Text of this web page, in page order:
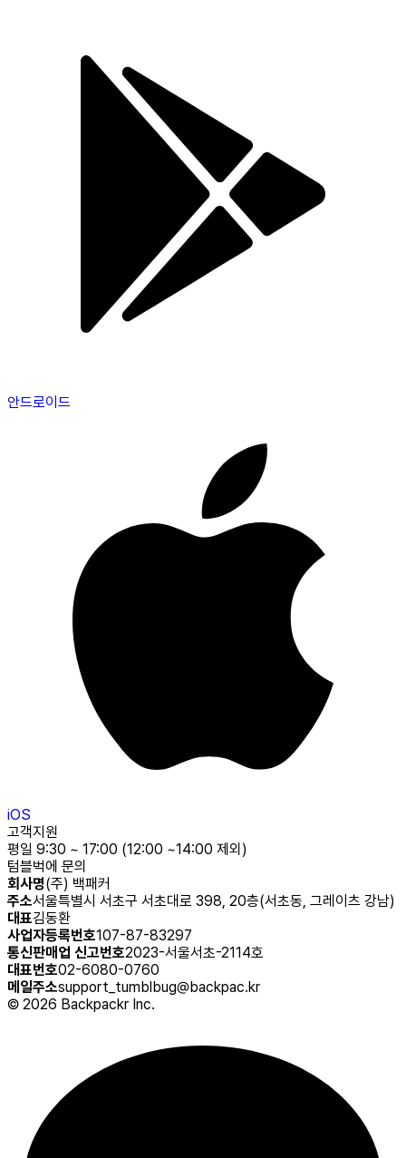
안드로이드
iOS
고객지원
평일 9:30 ~ 17:00 (12:00 ~14:00 제외)
텀블벅에 문의
회사명(주) 백패커
주소서울특별시 서초구 서초대로 398, 20층(서초동, 그레이츠 강남)
대표김동환
사업자등록번호107-87-83297
통신판매업 신고번호2023-서울서초-2114호
대표번호02-6080-0760
메일주소support_tumblbug@backpac.kr
© 2026 Backpackr Inc.